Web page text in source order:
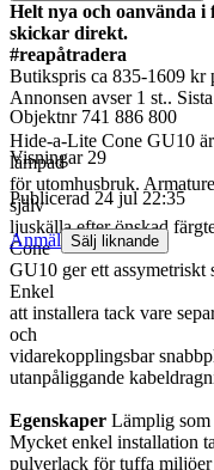
Helt nya och oanvända i
skickar direkt.
#reapåtradera
Butikspris ca 835-1609 kr
Annonsen avser 1 st..
Hide-a-Lite Cone GU10
lämpad
för utomhusbruk.
själv
ljuskälla efter önskad
Cone
GU10 ger ett assymetriskt
Enkel
att installera tack vare
och
vidarekopplingsbar
utanpåliggande
Egenskaper Lämplig som
Mycket enkel installation
pulverlack för tuffa
Objektnr 741 886 800
Visningar 29
Publicerad 24 jul 22:35
Anmäl Sälj liknande